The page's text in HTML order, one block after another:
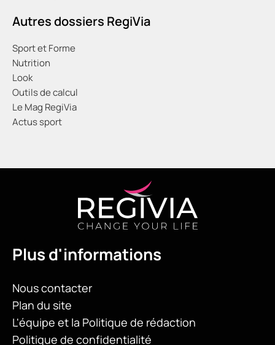
Autres dossiers RegiVia
Sport et Forme
Nutrition
Look
Outils de calcul
Le Mag RegiVia
Actus sport
Plus d'informations
Nous contacter
Plan du site
L'équipe et la Politique de rédaction
Politique de confidentialité